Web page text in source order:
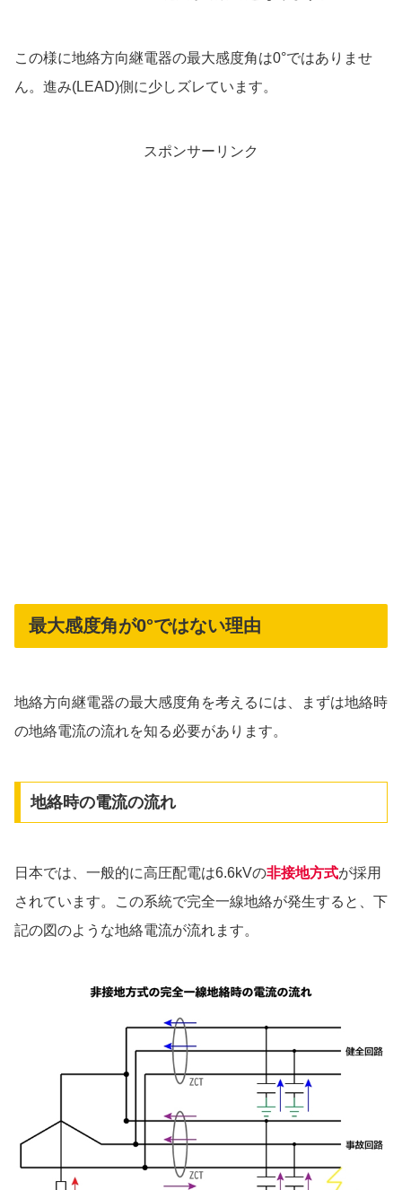
この様に地絡方向継電器の最大感度角は0°ではありませ
ん。進み(LEAD)側に少しズレています。
スポンサーリンク
最大感度角が0°ではない理由
地絡方向継電器の最大感度角を考えるには、まずは地絡時
の地絡電流の流れを知る必要があります。
地絡時の電流の流れ
日本では、一般的に高圧配電は6.6kVの非接地方式が採用
されています。この系統で完全一線地絡が発生すると、下
記の図のような地絡電流が流れます。